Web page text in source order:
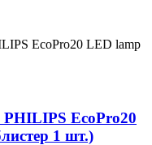
EcoPro20
1 шт.)